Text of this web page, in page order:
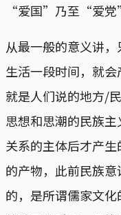
“爱国”乃至“爱党
从最一般的意义讲
生活一段时间，就
就是人们说的地方/
思想和思潮的民族
关系的主体后才产
的产物，此前民族
的，是所谓儒家文